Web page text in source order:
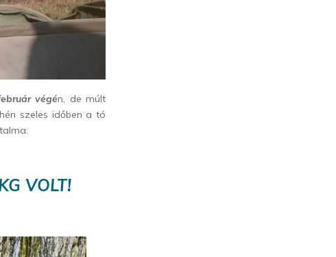
végén, de múlt
szeles időben a tó
VOLT!